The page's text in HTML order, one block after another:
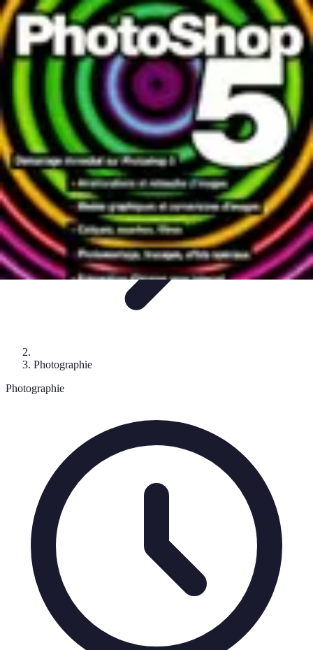
Noces d'Or
Idées et InspirationsDiscours et vœuxCadeaux et
souvenirsCélébrationActivités et animations
Noces d'Or
Photographie
Photographie